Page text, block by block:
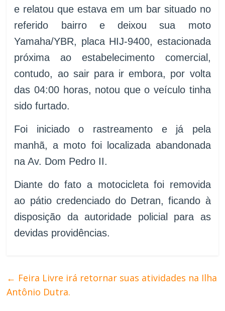
e relatou que estava em um bar situado no
referido bairro e deixou sua moto
Yamaha/YBR, placa HIJ-9400, estacionada
próxima ao estabelecimento comercial,
contudo, ao sair para ir embora, por volta
das 04:00 horas, notou que o veículo tinha
sido furtado.
Foi iniciado o rastreamento e já pela
manhã, a moto foi localizada abandonada
na Av. Dom Pedro II.
Diante do fato a motocicleta foi removida
ao pátio credenciado do Detran, ficando à
disposição da autoridade policial para as
devidas providências.
← Feira Livre irá retornar suas atividades na Ilha
Antônio Dutra.